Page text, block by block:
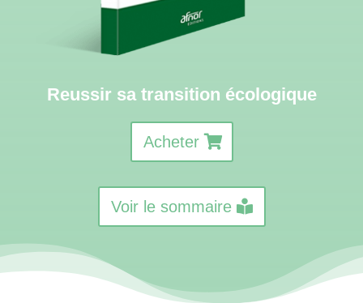
Reussir sa transition écologique
Acheter
Voir le sommaire